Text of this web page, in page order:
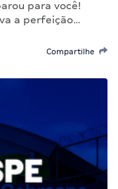
para você!
a perfeição…
Compartilhe